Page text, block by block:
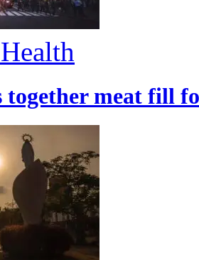
Health
together meat fill